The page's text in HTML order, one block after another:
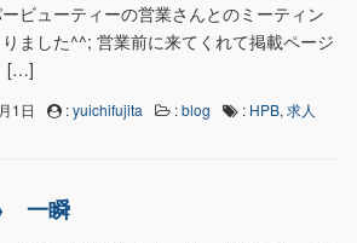
ビューティーの営業さんとのミーティン
ました^^; 営業前に来てくれて掲載ページ
[…]
1日 :yuichifujita :blog : HPB, 求人
一瞬